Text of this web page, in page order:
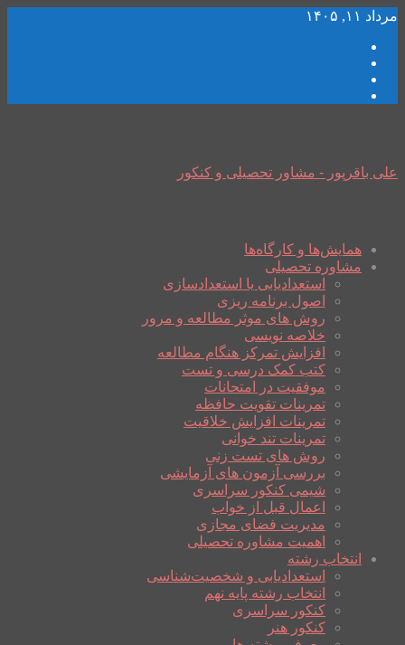
مرداد ۱۱, ۱۴۰۵
علی باقرپور - مشاور تحصیلی و کنکور
همایش‌ها و کارگاه‌ها
مشاوره تحصیلی
استعدادیابی یا استعدادسازی
اصول برنامه ریزی
روش های موثر مطالعه و مرور
خلاصه نویسی
افزایش تمرکز هنگام مطالعه
کتب کمک درسی و تست
موفقیت در امتحانات
تمرینات تقویت حافظه
تمرینات افزایش خلاقیت
تمرینات تند خوانی
روش های تست زنی
بررسی آزمون های آزمایشی
شیمی کنکور سراسری
اعمال قبل از خواب
مدیریت فضای مجازی
اهمیت مشاوره تحصیلی
انتخاب رشته
استعدادیابی و شخصیت‌شناسی
انتخاب رشته پایه نهم
کنکور سراسری
کنکور هنر